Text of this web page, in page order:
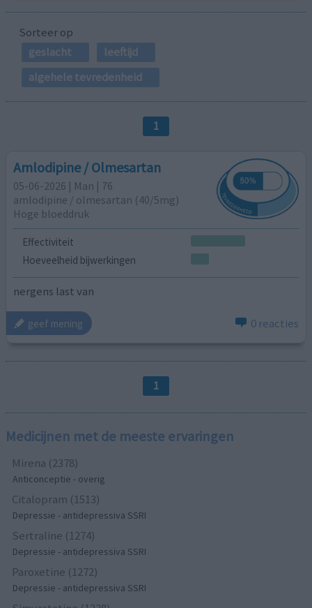
Sorteer op
geslacht
leeftijd
algehele tevredenheid
1
Amlodipine / Olmesartan
05-06-2026 | Man | 76
amlodipine / olmesartan (40/5mg)
Hoge bloeddruk
Effectiviteit
Hoeveelheid bijwerkingen
nergens last van
geef mening 0 reacties
1
Medicijnen met de meeste ervaringen
Mirena (2378)
Anticonceptie - overig
Citalopram (1513)
Depressie - antidepressiva SSRI
Sertraline (1274)
Depressie - antidepressiva SSRI
Paroxetine (1272)
Depressie - antidepressiva SSRI